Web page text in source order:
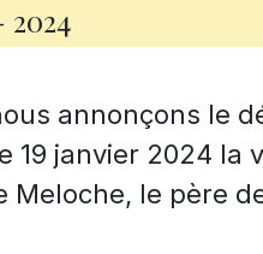
2024
annonçons le
19 janvier 2024 la
Meloche, le père